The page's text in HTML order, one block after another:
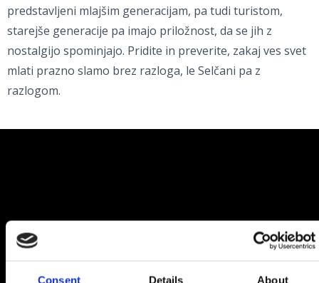
Consent Details About
predstavljeni mlajšim generacijam, pa tudi turistom,
starejše generacije pa imajo priložnost, da se jih z
nostalgijo spominjajo. Pridite in preverite, zakaj ves svet
mlati prazno slamo brez razloga, le Selčani pa z
razlogom.